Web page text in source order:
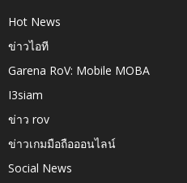
Hot News
ข่าวไอที
Garena RoV: Mobile MOBA
I3siam
ข่าว rov
ข่าวเกมมือถือออนไลน์
Social News